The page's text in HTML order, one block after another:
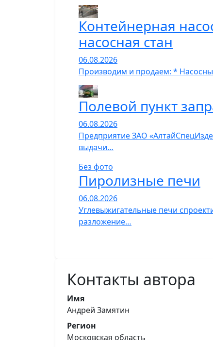
Контейнерная
насосная стан
06.08.2026
Производим и продаем: *
Полевой пункт
06.08.2026
Предприятие ЗАО
выдачи…
Без фото
Пиролизные печи
06.08.2026
Углевыжигательные печи
разложение…
Контакты автора
Имя
Андрей Замятин
Регион
Московская область